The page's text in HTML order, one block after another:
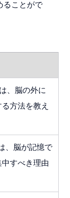
ることがで
、脳の外に
方法を教え
、脳が記憶で
すべき理由